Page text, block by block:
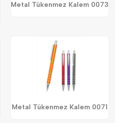
Metal Tükenmez Kalem 0073
Metal Tükenmez Kalem 0071